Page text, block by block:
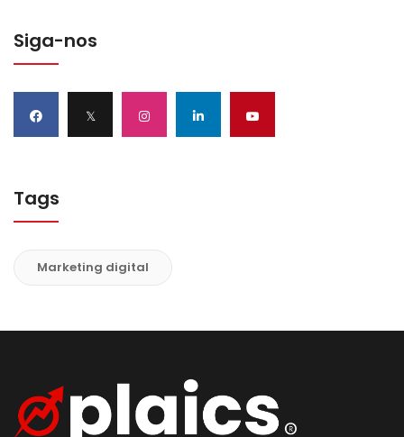
Siga-nos
𝕏
Tags
Marketing digital